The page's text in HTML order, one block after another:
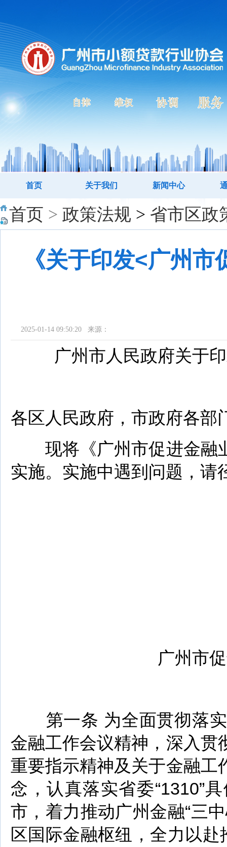
首页 关于我们 新闻中心
首页 > 政策法规 > 省市区政
《关于印发<广州
2025-01-14 09:50:20 来源：
广州市人民政府关于印
各区人民政府，市政府各部
现将《广州市促进金融业
实施。实施中遇到问题，请
广州市
第一条 为全面贯彻落实
金融工作会议精神，深入贯
重要指示精神及关于金融工
念，认真落实省委“1310”
市，着力推动广州金融“三
区国际金融枢纽，全力以赴